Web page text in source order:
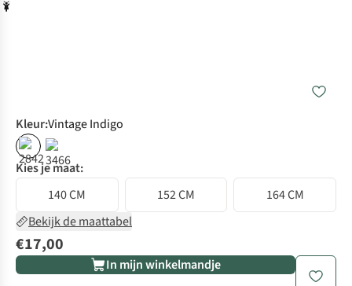
Kleur:Vintage Indigo
Kies je maat:
140 CM
152 CM
164 CM
Bekijk de maattabel
€17,00
In mijn winkelmandje